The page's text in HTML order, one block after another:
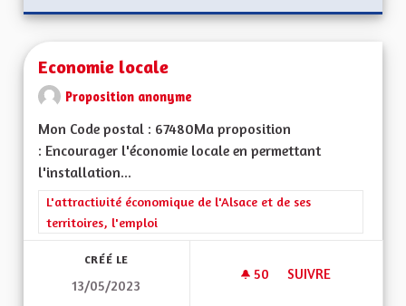
Economie locale
Proposition anonyme
Mon Code postal : 67480Ma proposition
: Encourager l'économie locale en permettant
l'installation...
Filtrer les résultats de la catégorie : L'attractivité
L'attractivité économique de l'Alsace et de ses
territoires, l'emploi
CRÉÉ LE
13/05/2023
50 50 ABONNÉS
SUIVRE